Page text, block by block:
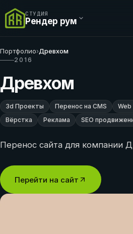
СТУДИЯ
Рендер рум
Портфолио›Древхом
2016
Древхом
3d Проекты Перенос на CMS Web
Вёрстка
Реклама SEO
Перенос сайта для компании
Перейти на сайт